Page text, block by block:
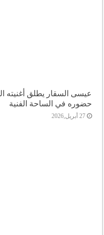
عيسى السقار يطلق أغنيته
حضوره في الساحة الفنية
27 أبريل,2026